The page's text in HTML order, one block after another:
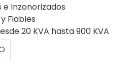
e Inzonorizados
Fiables
20 KVA hasta 900 KVA